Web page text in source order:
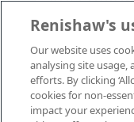
Renishaw's
Our website uses
analysing site
efforts. By clicking
cookies for non-
impact your